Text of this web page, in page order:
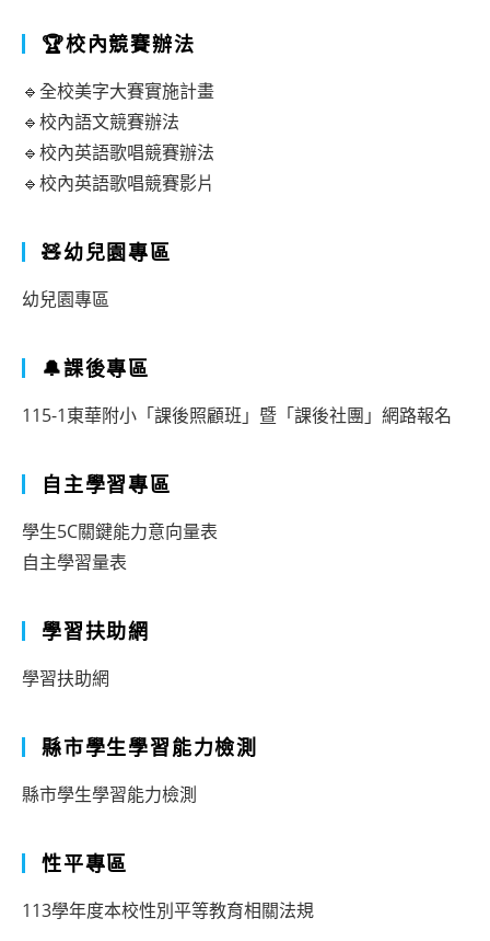
🏆校內競賽辦法
🔹全校美字大賽實施計畫
🔹校內語文競賽辦法
🔹校內英語歌唱競賽辦法
🔹校內英語歌唱競賽影片
🧸幼兒園專區
幼兒園專區
🔔課後專區
115-1東華附小「課後照顧班」暨「課後社團」網路報名
自主學習專區
學生5C關鍵能力意向量表
自主學習量表
學習扶助網
學習扶助網
縣市學生學習能力檢測
縣市學生學習能力檢測
性平專區
113學年度本校性別平等教育相關法規